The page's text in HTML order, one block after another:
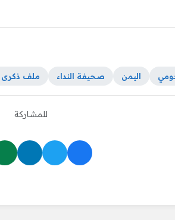
اليمن صحيفة النداء ملف ذكرى
للمشاركة